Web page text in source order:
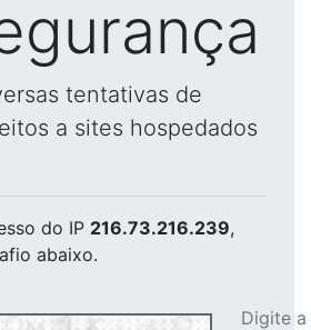
tentativas de
a sites hospedados
do IP 216.73.216.239,
abaixo.
Digite